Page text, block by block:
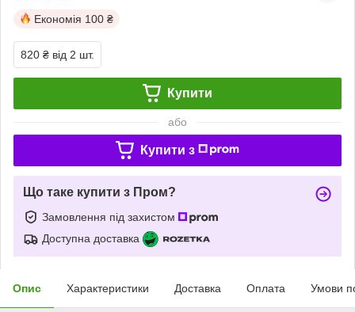
Економія 100 ₴
820 ₴ від 2 шт.
Купити
або
Купити з
Що таке купити з Пром?
Замовлення під захистом
Доступна доставка
Опис Характеристики Доставка Оплата Умови